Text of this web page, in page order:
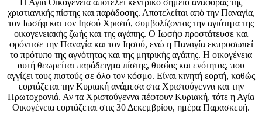
χριστιανικής πίστης και παράδοσης. Αποτελείται από την Παναγία,
τον Ιωσήφ και τον Ιησού Χριστό, συμβολίζοντας την αγιότητα της
οικογενειακής ζωής και της αγάπης. Ο Ιωσήφ προστάτευσε και
φρόντισε την Παναγία και τον Ιησού, ενώ η Παναγία εκπροσωπεί
το πρότυπο της αγνότητας και της μητρικής αγάπης. Η οικογένεια
αυτή θεωρείται παράδειγμα πίστης, θυσίας και ενότητας, που
αγγίζει τους πιστούς σε όλο τον κόσμο. Είναι κινητή εορτή, καθώς
εορτάζεται την Κυριακή ανάμεσα στα Χριστούγεννα και την
Πρωτοχρονιά. Αν τα Χριστούγεννα πέφτουν Κυριακή, τότε η Αγία
Οικογένεια εορτάζεται στις 30 Δεκεμβρίου, ημέρα Παρασκευή.